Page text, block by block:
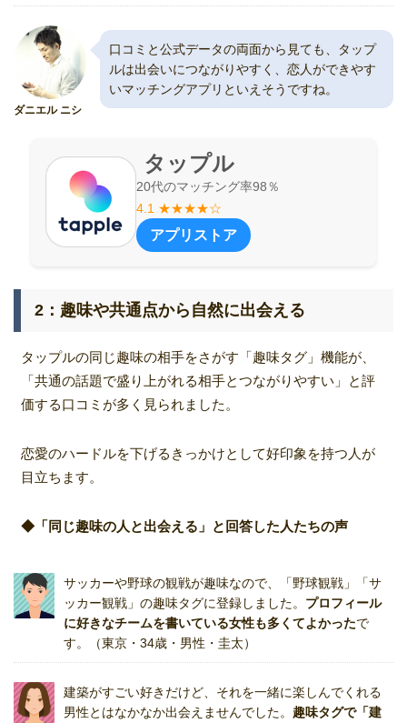
ダニエル ニシ
口コミと公式データの両面から見ても、タップ
ルは出会いにつながりやすく、恋人ができやす
いマッチングアプリといえそうですね。
タップル
20代のマッチング率98％
4.1 ★★★★☆
アプリストア
2：趣味や共通点から自然に出会える
タップルの同じ趣味の相手をさがす「趣味タグ」機能が、
「共通の話題で盛り上がれる相手とつながりやすい」と評
価する口コミが多く見られました。
恋愛のハードルを下げるきっかけとして好印象を持つ人が
目立ちます。
◆「同じ趣味の人と出会える」と回答した人たちの声
サッカーや野球の観戦が趣味なので、「野球観戦」「サ
ッカー観戦」の趣味タグに登録しました。 プロフィール
に好きなチームを書いている女性も多くてよかったで
す。（東京・34歳・男性・圭太）
建築がすごい好きだけど、それを一緒に楽しんでくれる
男性とはなかなか出会えませんでした。 趣味タグで「建